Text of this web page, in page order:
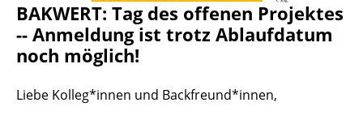
BAKWERT: Tag des offenen Projektes
-- Anmeldung ist trotz Ablaufdatum
noch möglich!
Liebe Kolleg*innen und Backfreund*innen,